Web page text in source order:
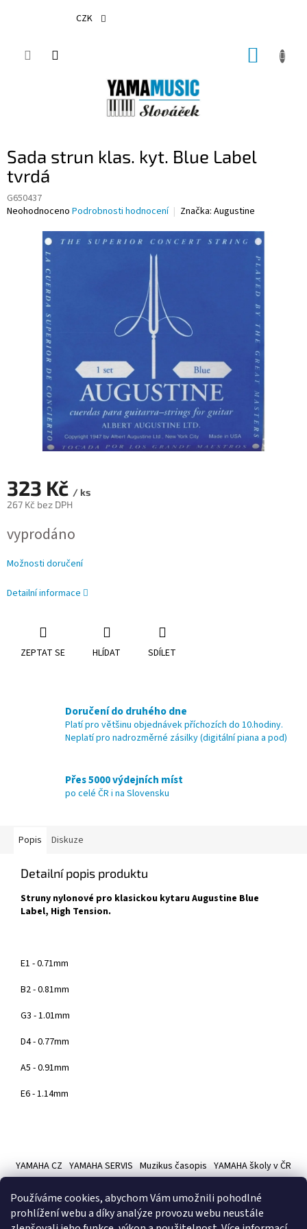
Používáme cookies, abychom Vám umožnili pohodlné
prohlížení webu a díky analýze provozu webu neustále
CZK
Sada strun klas. kyt. Blue Label
tvrdá
G650437
Průměrné
hvězdiček.
Neohodnoceno Podrobnosti hodnocení Značka: Augustine
323 Kč / ks
267 Kč bez DPH
cena:
vyprodáno
Možnosti doručení
Detailní informace
ZEPTAT SE HLÍDAT SDÍLET
Doručení do druhého dne
Platí pro většinu objednávek příchozích do 10.hodiny.
Neplatí pro nadrozměrné zásilky (digitální piana a pod)
Přes 5000 výdejních míst
po celé ČR i na Slovensku
Popis Diskuze
Detailní popis produktu
Struny nylonové pro klasickou kytaru Augustine Blue
Label, High Tension.
E1 - 0.71mm
B2 - 0.81mm
G3 - 1.01mm
D4 - 0.77mm
A5 - 0.91mm
E6 - 1.14mm
p
YAMAHA CZ YAMAHA SERVIS Muzikus časopis YAMAHA školy v ČR